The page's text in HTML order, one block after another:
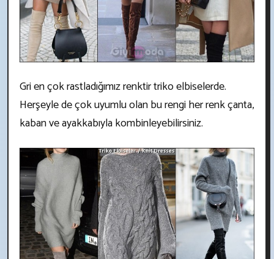
Gri en çok rastladığımız renktir triko elbiselerde.
Herşeyle de çok uyumlu olan bu rengi her renk çanta,
kaban ve ayakkabıyla kombinleyebilirsiniz.